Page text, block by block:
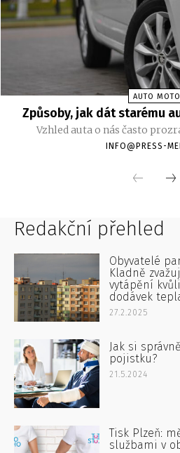
Redakční přehled
Obyvatelé
Kladně
vytápění
dodávek
27.2.2025
Jak si
pojistku?
21.5.2024
Tisk Plzeň:
službami v